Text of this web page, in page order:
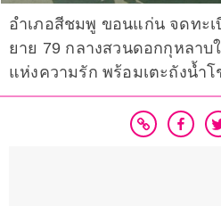
อำเภอสีชมพู ขอนแก่น จดทะ
ยาย 79 กลางสวนดอกกุหลา
แห่งความรัก พร้อมเตะถังน้ำ